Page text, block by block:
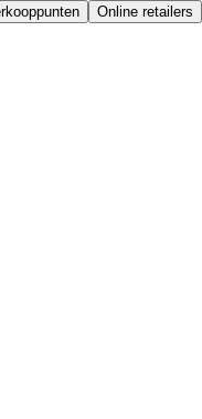
Online retailers